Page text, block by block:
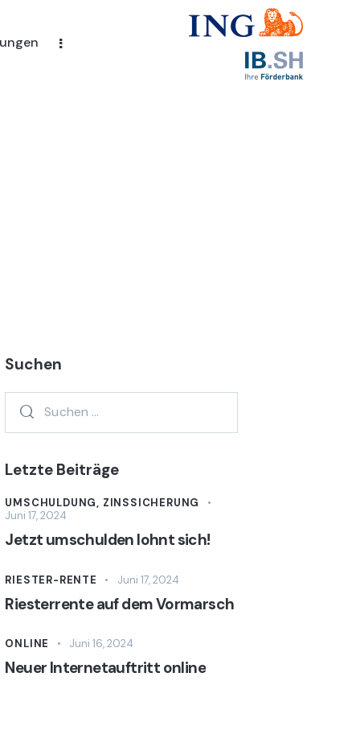
Suchen
Letzte Beiträge
UMSCHULDUNG, ZINSSICHERUNG
Juni 17, 2024
Jetzt umschulden lohnt sich!
RIESTER-RENTE Juni 17, 2024
Riesterrente auf dem Vormarsch
ONLINE Juni 16, 2024
Neuer Internetauftritt online